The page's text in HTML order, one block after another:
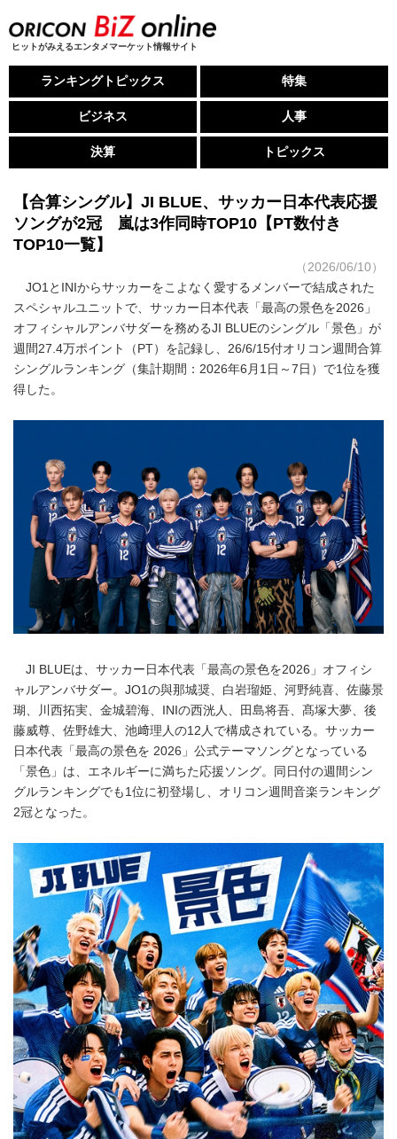
ヒットがみえるエンタメマーケット情報サイト
ランキングトピックス 特集
ビジネス 人事
決算 トピックス
【合算シングル】JI BLUE、サッカー日本代表応援
ソングが2冠 嵐は3作同時TOP10【PT数付き
TOP10一覧】
（2026/06/10）
JO1とINIからサッカーをこよなく愛するメンバーで結成された
スペシャルユニットで、サッカー日本代表「最高の景色を2026」
オフィシャルアンバサダーを務めるJI BLUEのシングル「景色」が
週間27.4万ポイント（PT）を記録し、26/6/15付オリコン週間合算
シングルランキング（集計期間：2026年6月1日～7日）で1位を獲
得した。
JI BLUEは、サッカー日本代表「最高の景色を2026」オフィシ
ャルアンバサダー。JO1の與那城奨、白岩瑠姫、河野純喜、佐藤景
瑚、川西拓実、金城碧海、INIの西洸人、田島将吾、髙塚大夢、後
藤威尊、佐野雄大、池﨑理人の12人で構成されている。サッカー
日本代表「最高の景色を 2026」公式テーマソングとなっている
「景色」は、エネルギーに満ちた応援ソング。同日付の週間シン
グルランキングでも1位に初登場し、オリコン週間音楽ランキング
2冠となった。